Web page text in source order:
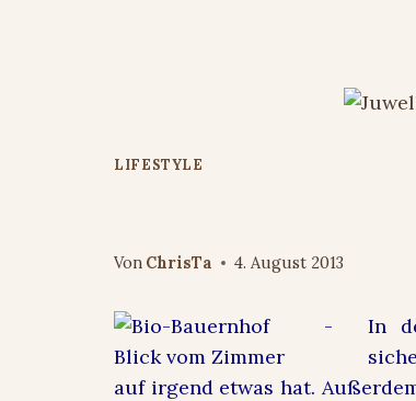
LIFESTYLE
Von ChrisTa 4. August 2013
In
auf irgend etwas hat.